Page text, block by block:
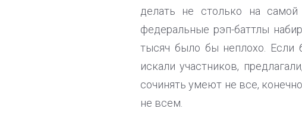
делать не столько на
федеральные рэп-баттлы
тысяч было бы неплохо. Если
искали участников,
сочинять умеют не все,
не всем.